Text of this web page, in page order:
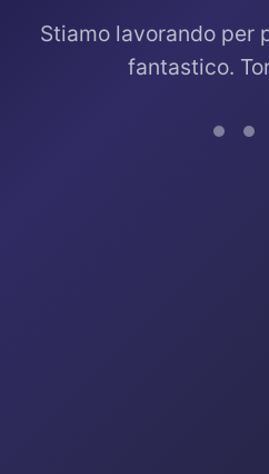
Stiamo lavorando per
fantastico.